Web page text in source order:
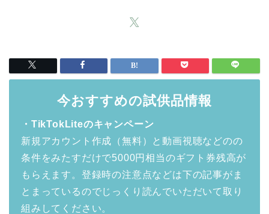
今おすすめの試供品情報
・TikTokLiteのキャンペーン
新規アカウント作成（無料）と動画視聴などのの
条件をみたすだけで5000円相当のギフト券残高が
もらえます。登録時の注意点などは下の記事がま
とまっているのでじっくり読んでいただいて取り
組みしてください。